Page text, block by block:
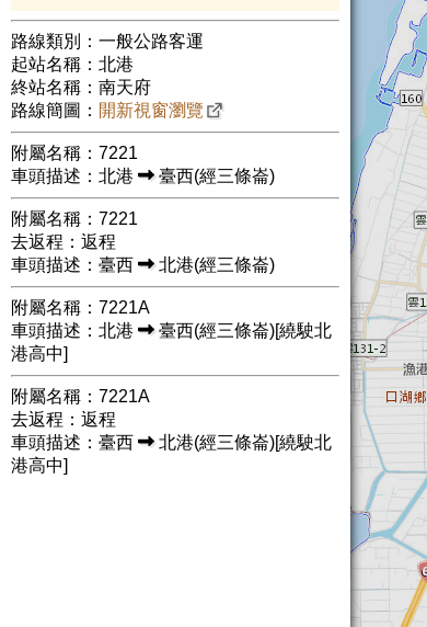
路線類別：一般公路客運
起站名稱：北港
終站名稱：南天府
路線簡圖： 開新視窗瀏覽
附屬名稱：7221
車頭描述：北港
臺西(經三條崙)
附屬名稱：7221
去返程：返程
車頭描述：臺西
北港(經三條崙)
附屬名稱：7221A
車頭描述：北港
臺西(經三條崙)[繞駛北
港高中]
附屬名稱：7221A
去返程：返程
車頭描述：臺西
北港(經三條崙)[繞駛北
港高中]